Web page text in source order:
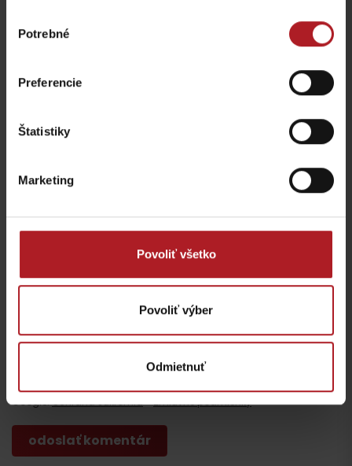
súhlasu
Potrebné
Preferencie
Štatistiky
Marketing
Povoliť všetko
Povoliť výber
Odmietnuť
Opíšte nám svoj zážitok
Vyžadované polia sú
Komentár*
Táto stránka je chránená testom reCAPTCHA a spoločnosťou
Google.Ochrana súkromia-Zmluvné podmienky